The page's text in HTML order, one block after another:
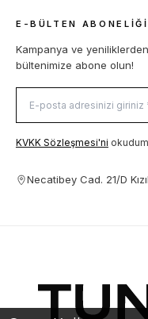
E-BÜLTEN ABONELIĞI
Kampanya ve
bültenimize abone olun!
KVKK Sözleşmesi'ni
Necatibey Cad. 21/D